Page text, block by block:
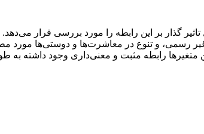
گذار بر این رابطه را مورد بررسی قرار
رسمی، و تنوع در معاشرت‌ها و دوستی‌ها مورد
متغیرها رابطه مثبت و معنی‌داری وجود داشته